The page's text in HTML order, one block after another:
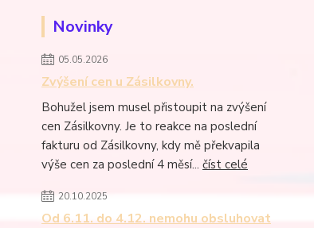
Novinky
05.05.2026
Zvýšení cen u Zásilkovny.
Bohužel jsem musel přistoupit na zvýšení
cen Zásilkovny. Je to reakce na poslední
fakturu od Zásilkovny, kdy mě překvapila
výše cen za poslední 4 měsí... číst celé
20.10.2025
Od 6.11. do 4.12. nemohu obsluhovat